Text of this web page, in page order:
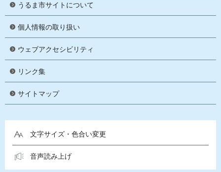
うるま市サイトについて
個人情報の取り扱い
ウェブアクセシビリティ
リンク集
サイトマップ
文字サイズ・色合い変更
音声読み上げ